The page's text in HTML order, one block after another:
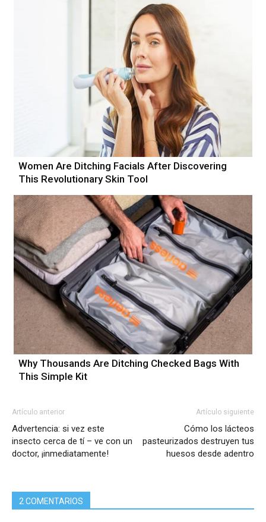
Women Are Ditching Facials After Discovering
This Revolutionary Skin Tool
Why Thousands Are Ditching Checked Bags With
This Simple Kit
Artículo anterior
Advertencia: si vez este
insecto cerca de tí – ve con un
doctor, ¡inmediatamente!
Artículo siguiente
Cómo los lácteos
pasteurizados destruyen tus
huesos desde adentro
2 COMENTARIOS